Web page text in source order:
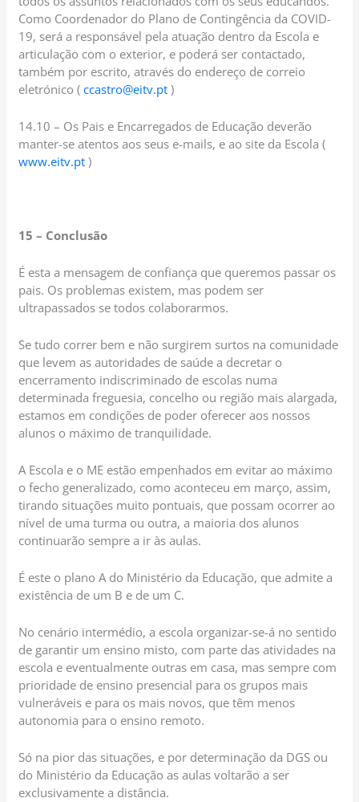
Como Coordenador do Plano de Contingência da COVID-
19, será a responsável pela atuação dentro da Escola e
articulação com o exterior, e poderá ser contactado,
também por escrito, através do endereço de correio
eletrónico (ccastro@eitv.pt )
14.10 – Os Pais e Encarregados de Educação deverão
manter-se atentos aos seus e-mails, e ao site da Escola (
www.eitv.pt )
15 – Conclusão
É esta a mensagem de confiança que queremos passar os
pais. Os problemas existem, mas podem ser
ultrapassados se todos colaborarmos.
Se tudo correr bem e não surgirem surtos na comunidade
que levem as autoridades de saúde a decretar o
encerramento indiscriminado de escolas numa
determinada freguesia, concelho ou região mais alargada,
estamos em condições de poder oferecer aos nossos
alunos o máximo de tranquilidade.
A Escola e o ME estão empenhados em evitar ao máximo
o fecho generalizado, como aconteceu em março, assim,
tirando situações muito pontuais, que possam ocorrer ao
nível de uma turma ou outra, a maioria dos alunos
continuarão sempre a ir às aulas.
É este o plano A do Ministério da Educação, que admite a
existência de um B e de um C.
No cenário intermédio, a escola organizar-se-á no sentido
de garantir um ensino misto, com parte das atividades na
escola e eventualmente outras em casa, mas sempre com
prioridade de ensino presencial para os grupos mais
vulneráveis e para os mais novos, que têm menos
autonomia para o ensino remoto.
Só na pior das situações, e por determinação da DGS ou
do Ministério da Educação as aulas voltarão a ser
exclusivamente a distância.